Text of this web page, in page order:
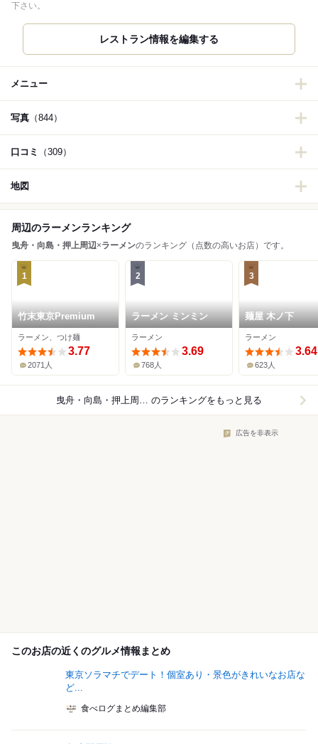
下さい。
レストラン情報を編集する
メニュー
写真 （844）
口コミ （309）
地図
周辺のラーメンランキング
曳舟・向島・押上周辺×ラーメンのランキング（点数の高いお店）です。
1
竹末東京Premium
ラーメン、つけ麺
3.77
2071人
2
ラーメン ミンミン
ラーメン
3.69
768人
3
麺屋 木ノ下
ラーメン
3.64
623人
曳舟・向島・押上周辺×ラーメン のランキングをもっと見る
広告を非表示
このお店の近くのグルメ情報まとめ
東京ソラマチでデート！個室あり・景色がきれいなお店な
ど...
食べログまとめ編集部